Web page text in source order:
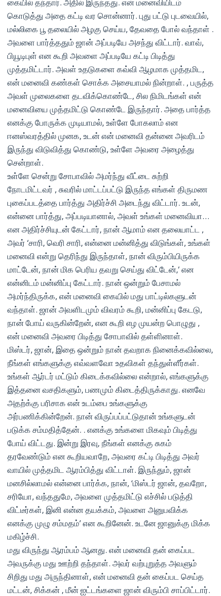
கொடுத்து அதை கட்டி வர சொன்னார். புது பட்டு புடவையில்,
மல்லிகை பூ தலையில் அழகு செய்ய, தேவதை போல் வந்தாள் .
அவளை பார்த்ததும் ஜான் அப்படியே அசந்து விட்டார். வாவ்,
பியூடிபுள் என கூறி அவளை அப்படியே கட்டி பிடித்து
முத்தமிட்டார். அவள் உதடுகளை கவ்வி ஆழமாக முத்தமிட,
என் மனைவி கண்கள் சொக்க அசையாமல் நின்றாள். , பருத்த
அவள் முலைகளை தடவிக்கொண்டே, சில நிமிடங்கள் என்
மனைவியை முத்தமிட்டு கொண்டே இருந்தார். அதை பார்த்த
எனக்கு போருக்க முடியாமல், உள்ளே போகலாம் என
ஈனஸ்வரத்தில் முனக, உடன் என் மனைவி தன்னை அவரிடம்
இருந்து விடுவித்து கொண்டு, உள்ளே அவரை அழைத்து
சென்றாள்.
உள்ளே சென்று சோபாவில் அமர்ந்து வீட்டை சுற்றி
நோடமிட்டவர் , சுவரில் மாட்டப்பட்டு இருந்த எங்கள் திருமண
புகைப்படத்தை பார்த்து அதிர்ச்சி அடைந்து விட்டார். உடன்,
என்னை பார்த்து, அப்படியானால், அவள் உங்கள் மனைவியா…
என அதிர்ச்சியுடன் கேட்டார், நான் ஆமாம் என தலையாட்ட ,
அவர் ‘சாரி, வெரி சாரி, என்னை மன்னித்து விடுங்கள், உங்கள்
மனைவி என்று தெரிந்து இருந்தாள், நான் விரும்பியிருக்க
மாட்டேன், நான் மிக பெரிய தவறு செய்து விட்டேன்,’ என
என்னிடம் மன்னிப்பு கேட்டார். நான் ஒன்றும் பேசாமல்
அமர்ந்திருக்க, என் மனைவி கையில் மது பாட்டில்களுடன்
வந்தாள். ஜான் அவளிடமும் விவரம் கூறி, மன்னிப்பு கேடடு,
நான் போய் வருகின்றேன், என கூறி எழ முயன்ற பொழுது ,
என் மனைவி அவரை பிடித்து சோபாவில் தள்ளினாள்.
மிஸ்டர், ஜான், இதை ஒன்றும் நான் தவறாக நினைக்கவில்லை,
நீங்கள் எங்களுக்கு எவ்வளவோ உதவிகள் தந்துள்ளீர்கள்.
உங்கள் ஆர்டர் மட்டும் கிடைக்கவில்லை என்றால், எங்களுக்கு
இத்தனை வசதிகளும், பணமும் கிடைத்திருக்காது. எனவே
அதற்க்கு பரிசாக என் உடம்பை உங்களுக்கு
அர்பணிக்கின்றேன். நான் விருப்பப்பட்டுதான் உங்களுடன்
படுக்க சம்மதித்தேன். . எனக்கு உங்களை மிகவும் பிடித்து
போய் விட்டது. இன்று இரவு, நீங்கள் எனக்கு சுகம்
தரவேண்டும் என கூறியவாறே, அவரை கட்டி பிடித்து அவர்
வாயில் முத்தமிட ஆரம்பித்து விட்டாள். இருந்தும், ஜான்
மனசில்லாமல் என்னை பார்க்க, நான், ‘மிஸ்டர் ஜான், தவறோ,
சரியோ, வந்ததுமே, அவளை முத்தமிட்டு எச்சில் படுத்தி
விட்டீர்கள், இனி என்ன தயக்கம், அவளை அனுபவிக்க
எனக்கு முழு சம்மதம்’ என கூறினேன். உடனே ஜானுக்கு மிக்க
மகிழ்ச்சி.
மது விருந்து ஆரம்பம் ஆனது. என் மனைவி தன் கைப்பட
அவருக்கு மது ஊற்றி தந்தாள். அவர் வற்புறுத்த அவளும்
சிறிது மது அருந்தினாள், என் மனைவி தன் கைப்பட செய்த
மட்டன், சிக்கன் , மீன் ஐட்டங்களை ஜான் விரும்பி சாப்பிட்டார்.